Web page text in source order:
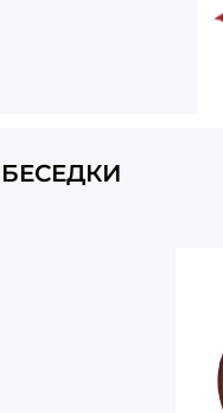
БЕСЕДКИ